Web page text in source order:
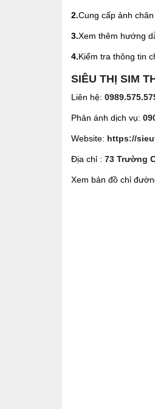
2.Cung cấp ảnh
3.Xem thêm hướng
4.Kiểm tra thông tin
SIÊU THỊ SIM
Liên hệ:
Phản ánh dịch vụ:
Website: https://
Địa chỉ : 73 Trường
Xem bản đồ chỉ